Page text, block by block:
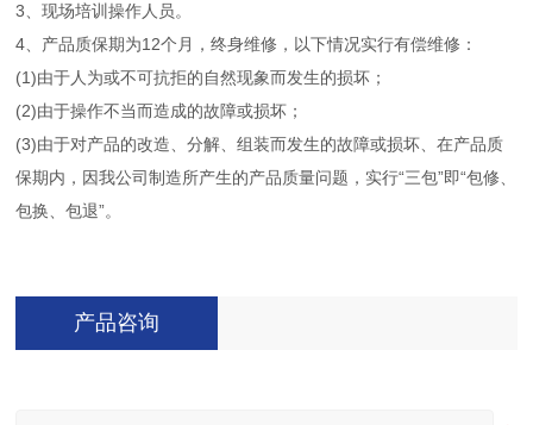
3、现场培训操作人员。
4、产品质保期为12个月，终身维修，以下情况实行有偿维修：
(1)由于人为或不可抗拒的自然现象而发生的损坏；
(2)由于操作不当而造成的故障或损坏；
(3)由于对产品的改造、分解、组装而发生的故障或损坏、在产品质
保期内，因我公司制造所产生的产品质量问题，实行“三包”即“包修、
包换、包退”。
产品咨询